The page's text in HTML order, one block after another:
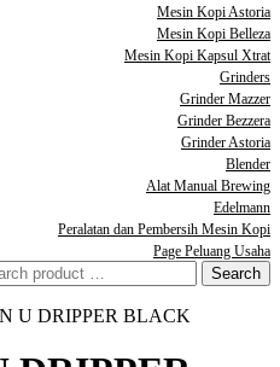
Mesin Kopi Astoria
Mesin Kopi Belleza
Mesin Kopi Kapsul Xtrat
Grinders
Grinder Mazzer
Grinder Bezzera
Grinder Astoria
Blender
Alat Manual Brewing
Edelmann
Peralatan dan Pembersih Mesin Kopi
Page Peluang Usaha
U DRIPPER BLACK